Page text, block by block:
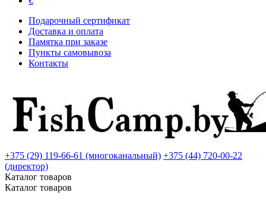
Подарочный сертификат
Доставка и оплата
Памятка при заказе
Пункты самовывоза
Контакты
+375 (29) 119-66-61 (многоканальный) +375 (44) 720-00-22
(директор)
Каталог товаров
Каталог товаров